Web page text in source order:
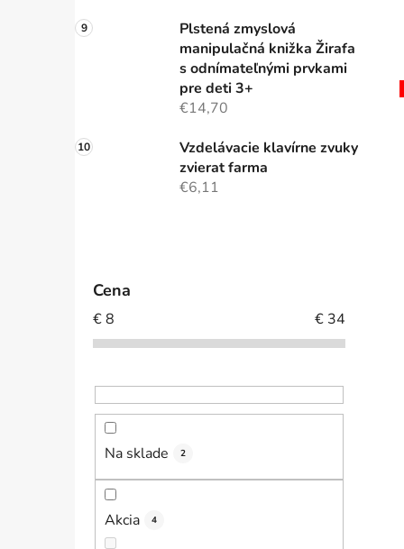
Plstená zmyslová
manipulačná knižka Žirafa
s odnímateľnými prvkami
pre deti 3+
€14,70
Vzdelávacie klavírne zvuky
zvierat farma
€6,11
Cena
€8 € 34
Na sklade 2
Akcia 4